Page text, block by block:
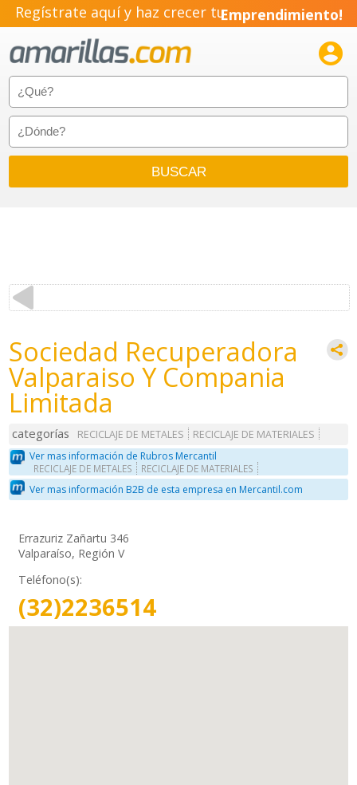
Regístrate aquí y haz crecer tu
Emprendimiento!

Sociedad Recuperadora
Valparaiso Y Compania
Limitada
categorías RECICLAJE DE METALES
RECICLAJE DE MATERIALES
Ver mas información de Rubros Mercantil
RECICLAJE DE METALES RECICLAJE DE MATERIALES
Ver mas información B2B de esta empresa en Mercantil.com
Errazuriz Zañartu 346
Valparaíso, Región V
Teléfono(s):
(32)2236514